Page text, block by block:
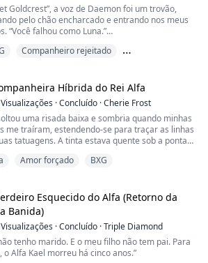
Goldcrest”, a voz de Daemon foi um trovão,
pelo chão encharcado e entrando nos meus
“Você falhou como Luna.”
ajoelhei na lama, a agonia da rejeição me
Daemon Blackwood”, ele entoou friamente, “rejeito
como minha companheira.”
amei por dez anos — até ele me humilhar numa
P...
Companheiro rejeitado
Híbrida do Rei Alfa
Visualizações ·Concluído ·Cherie Frost
uma risada baixa e sombria quando minhas
me traíram, estendendo-se para traçar as linhas
tatuagens. A tinta estava quente sob a ponta
e angulosos, outros fluindo como água. Segui o
sob o meu toque. Meus dedos a...
Amor forçado BXG
Esquecido do Alfa (Retorno da
Banida)
Visualizações ·Concluído ·Triple Diamond
tenho marido. E o meu filho não tem pai. Para
o Alfa Kael morreu há cinco anos.”